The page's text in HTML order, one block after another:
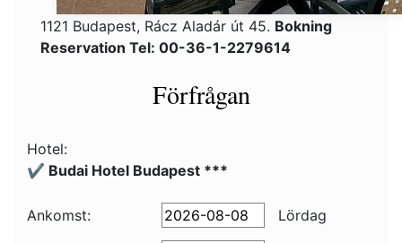
1121 Budapest, Rácz Aladár út 45. Bokning
Reservation Tel: 00-36-1-2279614
Förfrågan
Hotel:
✔️ Budai Hotel Budapest ***
Ankomst: Lördag